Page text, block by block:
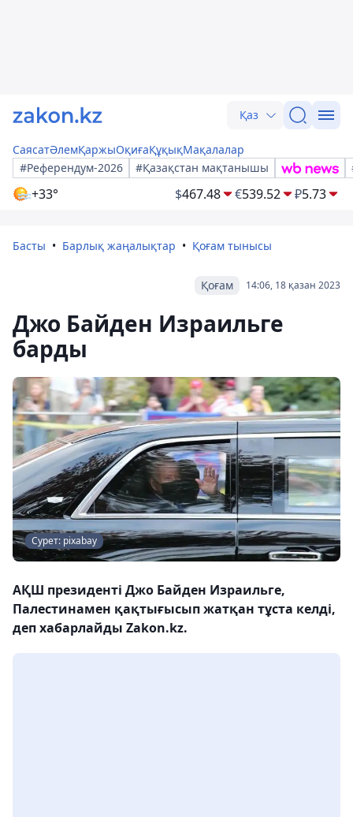
Қаз
СаясатӘлемҚаржыОқиғаҚұқықМақалалар
#Референдум-2026
#Қазақстан мақтанышы
+33° $467.48 €539.52 ₽5.73
Басты Барлық жаңалықтар Қоғам тынысы
14:06, 18 қазан 2023
Қоғам
Джо Байден Израильге
барды
Сурет: pixabay
АҚШ президенті Джо Байден Израильге,
Палестинамен қақтығысып жатқан тұста келді,
деп хабарлайды Zakon.kz.